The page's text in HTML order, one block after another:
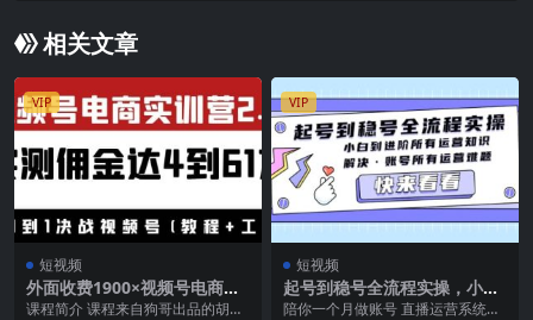
相关文章
VIP
短视频
外面收费1900×视频号电商实
训营2.0：实测佣金达4到61万
课程简介 课程来自狗哥出品的胡子
VIP
短视频
起号到稳号全流程实操，小白
到进阶所有运营知识，解决·账
陪你一个月做账号 直播运营系统大